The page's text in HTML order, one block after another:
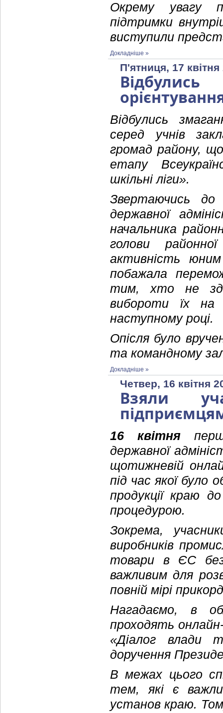
Окрему увагу
підтримки
виступили
Докладніше »
П'ятниця, 17
Відбулись
серед учнів
громад району,
етапу
шкільні ліги».
Звертаючись до
державної
начальника
голови
активність
побажала
тим, хто не
вибороти їх на
наступному році.
Опісля було
та командному
Докладніше »
Четвер, 16 квітня
Взяли
16 квітня
державної
щотижневій
під час якої було
продукції краю
процедурою.
Зокрема,
виробників
товари в ЄС без
важливим для
повній мірі
Нагадаємо, в
проходять
«Діалог влади
доручення
В межах цього
тем, які є
установ краю.